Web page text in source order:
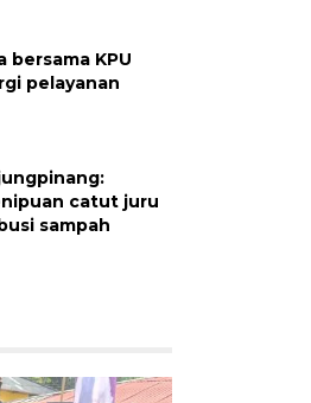
bersama KPU
pelayanan
catut juru
sampah